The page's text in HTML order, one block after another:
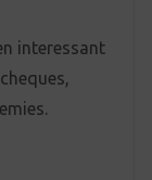
interessant